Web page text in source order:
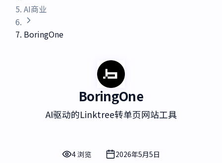
AI商业
BoringOne
BoringOne
AI驱动的Linktree转单页网站工具
4 浏览 2026年5月5日